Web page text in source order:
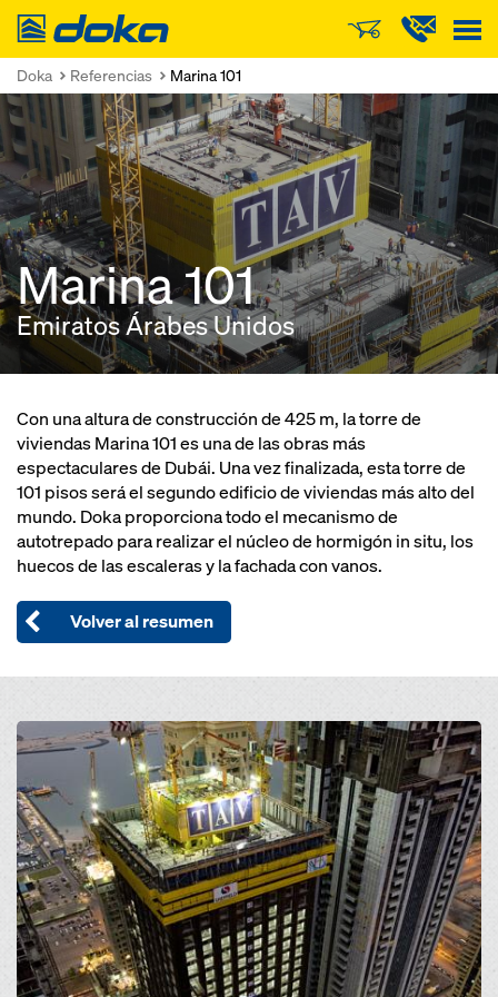
Doka
Doka Referencias Marina 101
Marina 101
Emiratos Árabes Unidos
Con una altura de construcción de 425 m, la torre de
viviendas Marina 101 es una de las obras más
espectaculares de Dubái. Una vez finalizada, esta torre de
101 pisos será el segundo edificio de viviendas más alto del
mundo. Doka proporciona todo el mecanismo de
autotrepado para realizar el núcleo de hormigón in situ, los
huecos de las escaleras y la fachada con vanos.
Volver al resumen
Open